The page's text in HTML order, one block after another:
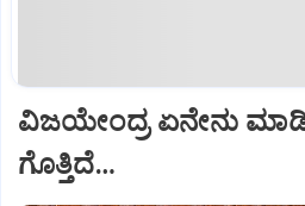
ವಿಜಯೇಂದ್ರ ಏನೇನು
ಗೊತ್ತಿದೆ…